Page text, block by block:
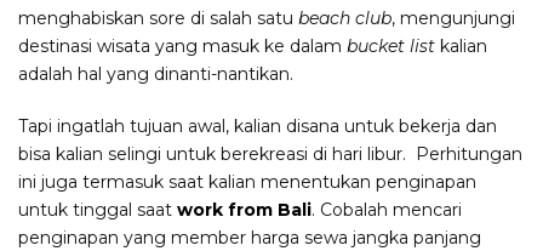
menghabiskan sore di salah satu beach club, mengunjungi
destinasi wisata yang masuk ke dalam bucket list kalian
adalah hal yang dinanti-nantikan.
Tapi ingatlah tujuan awal, kalian disana untuk bekerja dan
bisa kalian selingi untuk berekreasi di hari libur. Perhitungan
ini juga termasuk saat kalian menentukan penginapan
untuk tinggal saat work from Bali. Cobalah mencari
penginapan yang member harga sewa jangka panjang